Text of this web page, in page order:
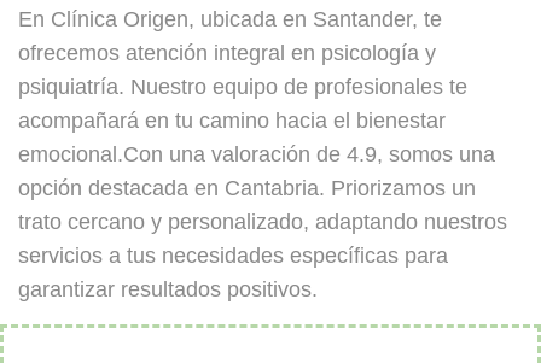
En Clínica Origen, ubicada en Santander, te
ofrecemos atención integral en psicología y
psiquiatría. Nuestro equipo de profesionales te
acompañará en tu camino hacia el bienestar
emocional.Con una valoración de 4.9, somos una
opción destacada en Cantabria. Priorizamos un
trato cercano y personalizado, adaptando nuestros
servicios a tus necesidades específicas para
garantizar resultados positivos.